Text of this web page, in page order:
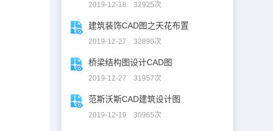
2019-12-18 32925次
建筑装饰CAD图之天花布置
2019-12-27 32890次
桥梁结构图设计CAD图
2019-12-27 31957次
范斯沃斯CAD建筑设计图
2019-12-19 30965次